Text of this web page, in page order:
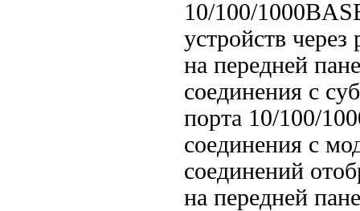
10/100/
устройств
на передней
соединения с
порта 10/100/
соединения с
соединений
на передней